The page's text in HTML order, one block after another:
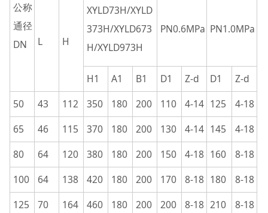
公称
通径
DN
L H
XYLD73H/XYLD
373H/XYLD673
H/XYLD973H
PN0.6MPa PN1.0MPa
H1 A1 B1 D1 Z-d D1
Z-d
50
43 112 350 180 200 110 4-14 125
4-18
65
46 115 370 180 200 130 4-14 145
4-18
80
64 120 380 180 200 150 4-18 160
8-18
100
64 138 420 180 200 170 8-18 180
8-18
125
70 164 460 180 200 200 8-18 210 8-18